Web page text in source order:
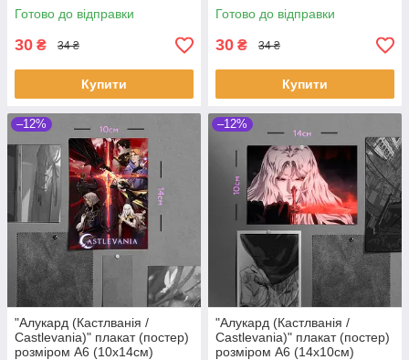
Готово до відправки
30 ₴ 34 ₴
Купити
Готово до відправки
30 ₴ 34 ₴
Купити
–12%
"Алукард (Кастлванія /
Castlevania)" плакат (постер)
розміром А6 (10х14см)
–12%
"Алукард (Кастлванія /
Castlevania)" плакат (постер)
розміром А6 (14х10см)